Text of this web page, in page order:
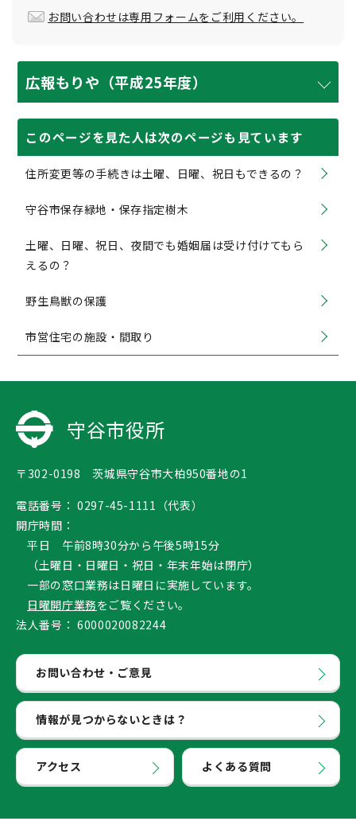
お問い合わせは専用フォームをご利用ください。
広報もりや（平成25年度）
このページを見た人は次のページも見ています
住所変更等の手続きは土曜、日曜、祝日もできるの？
守谷市保存緑地・保存指定樹木
土曜、日曜、祝日、夜間でも婚姻届は受け付けてもら
えるの？
野生鳥獣の保護
市営住宅の施設・間取り
守谷市役所
〒302-0198 茨城県守谷市大柏950番地の1
電話番号： 0297-45-1111（代表）
開庁時間：
平日 午前8時30分から午後5時15分
（土曜日・日曜日・祝日・年末年始は閉庁）
一部の窓口業務は日曜日に実施しています。
日曜開庁業務をご覧ください。
法人番号： 6000020082244
お問い合わせ・ご意見
情報が見つからないときは？
アクセス よくある質問